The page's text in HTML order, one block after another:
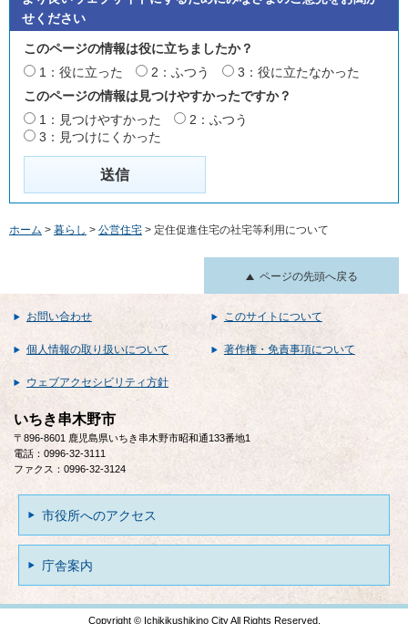
せください
このページの情報は役に立ちましたか？
1：役に立った
2：ふつう
3：役に立たなかった
このページの情報は見つけやすかったですか？
1：見つけやすかった
2：ふつう
3：見つけにくかった
ホーム > 暮らし > 公営住宅 > 定住促進住宅の社宅等利用について
ページの先頭へ戻る
お問い合わせ このサイトについて
個人情報の取り扱いについて 著作権・免責事項について
ウェブアクセシビリティ方針
いちき串木野市
〒896-8601 鹿児島県いちき串木野市昭和通133番地1
電話：0996-32-3111
ファクス：0996-32-3124
市役所へのアクセス
庁舎案内
Copyright © Ichikikushikino City All Rights Reserved.